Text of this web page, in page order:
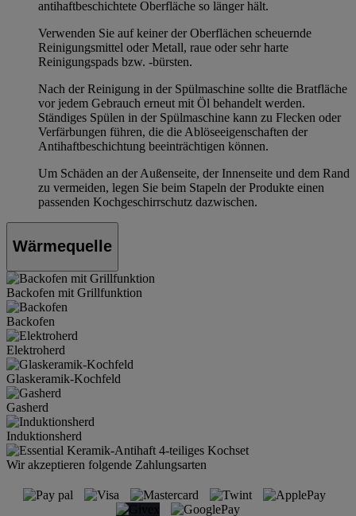
antihaftbeschichtete Oberfläche so länger hält.
Verwenden Sie auf keiner der Oberflächen scheuernde
Reinigungsmittel oder Metall, raue oder sehr harte
Reinigungspads bzw. -bürsten.
Nach der Reinigung in der Spülmaschine sollte die Bratfläche
vor jedem Gebrauch erneut mit Öl behandelt werden.
Ständiges Spülen in der Spülmaschine kann zu Flecken oder
Verfärbungen führen, die die Ablöseeigenschaften der
Antihaftbeschichtung beeinträchtigen können.
Um Schäden an der Außenseite, der Innenseite und dem Rand
zu vermeiden, legen Sie beim Stapeln der Produkte einen
passenden Kochgeschirrschutz dazwischen.
Wärmequelle
Backofen mit Grillfunktion
Backofen
Elektroherd
Glaskeramik-Kochfeld
Gasherd
Induktionsherd
Wir akzeptieren folgende Zahlungsarten